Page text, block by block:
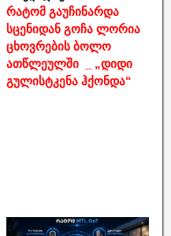
რატომ გაუჩინარდა
სცენიდან გოჩა ლორია
ცხოვრების ბოლო
ათწლეულში _ „დიდი
გულისტკენა ჰქონდა“